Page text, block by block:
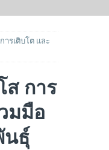
รเติบโต และ
การ
มมือ
นธุ์